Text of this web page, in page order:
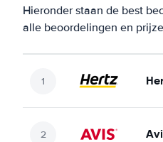
Hieronder staan de best
alle beoordelingen en